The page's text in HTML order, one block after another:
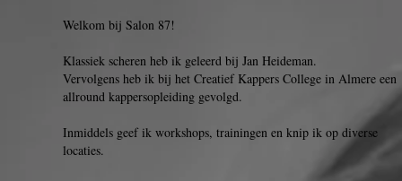
Welkom bij Salon 87!
Klassiek scheren heb ik geleerd bij Jan Heideman.
Vervolgens heb ik bij het Creatief Kappers College in Almere een
allround kappersopleiding gevolgd.
Inmiddels geef ik workshops, trainingen en knip ik op diverse
locaties.